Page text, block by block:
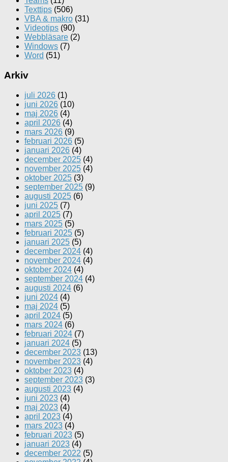
Texttips (506)
VBA & makro (31)
Videotips (90)
Webbläsare (2)
Windows (7)
Word (51)
Arkiv
juli 2026 (1)
juni 2026 (10)
maj 2026 (4)
april 2026 (4)
mars 2026 (9)
februari 2026 (5)
januari 2026 (4)
december 2025 (4)
november 2025 (4)
oktober 2025 (3)
september 2025 (9)
augusti 2025 (6)
juni 2025 (7)
april 2025 (7)
mars 2025 (5)
februari 2025 (5)
januari 2025 (5)
december 2024 (4)
november 2024 (4)
oktober 2024 (4)
september 2024 (4)
augusti 2024 (6)
juni 2024 (4)
maj 2024 (5)
april 2024 (5)
mars 2024 (6)
februari 2024 (7)
januari 2024 (5)
december 2023 (13)
november 2023 (4)
oktober 2023 (4)
september 2023 (3)
augusti 2023 (4)
juni 2023 (4)
maj 2023 (4)
april 2023 (4)
mars 2023 (4)
februari 2023 (5)
januari 2023 (4)
december 2022 (5)